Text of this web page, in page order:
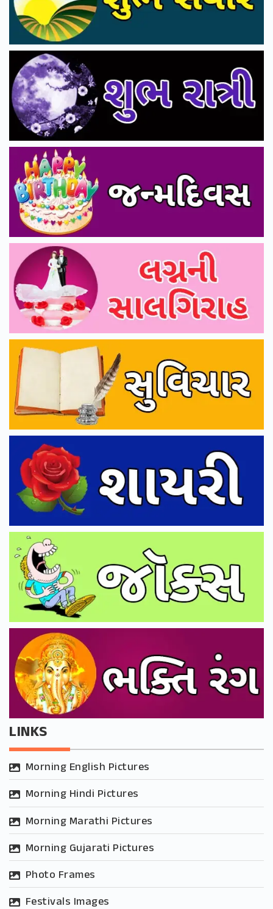
LINKS
Morning English Pictures
Morning Hindi Pictures
Morning Marathi Pictures
Morning Gujarati Pictures
Photo Frames
Festivals Images